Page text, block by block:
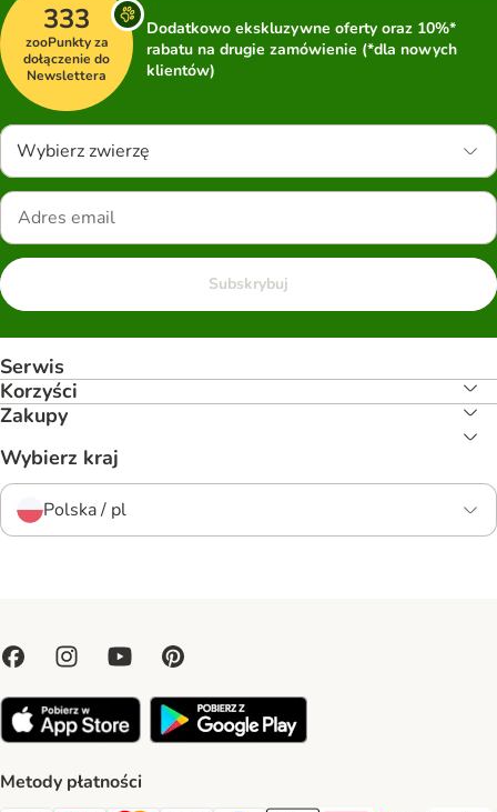
333
zooPunkty za
dołączenie do
Newslettera
Dodatkowo ekskluzywne oferty oraz 10%*
rabatu na drugie zamówienie (*dla nowych
klientów)
Wybierz zwierzę
Subskrybuj
Serwis
Korzyści
Zakupy
Wybierz kraj
Polska / pl
Metody płatności